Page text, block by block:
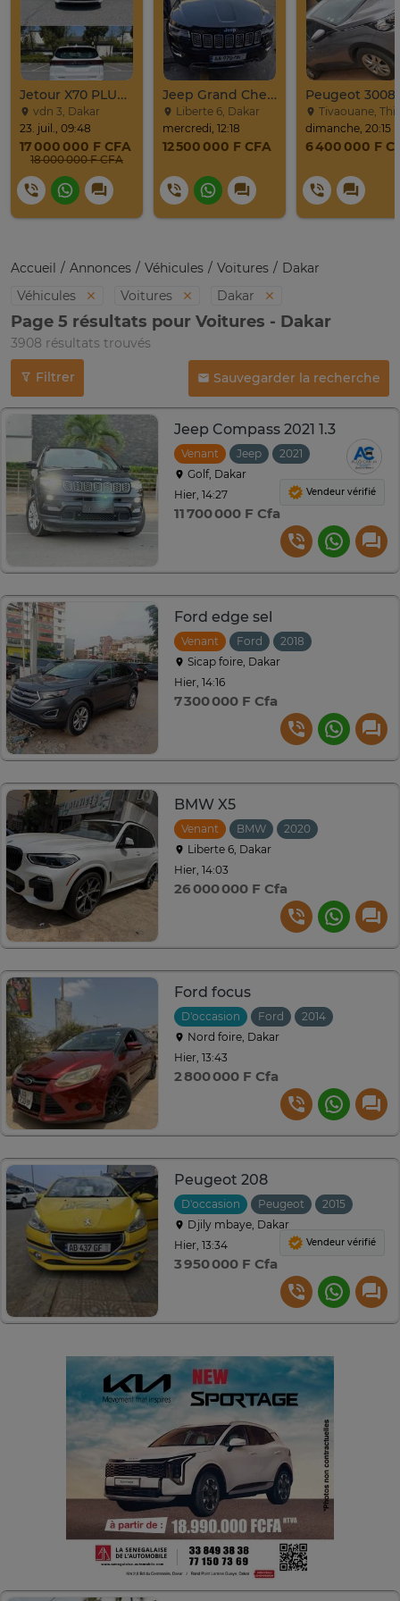
Jetour X70 PLUS 2024
vdn 3, Dakar
23. juil., 09:48
17 000 000 F CFA
18 000 000 F CFA
Jeep Grand Cherokee Overland 2019 À Vendre
Liberte 6, Dakar
mercredi, 12:18
12 500 000 F CFA
Peugeot 3008
Tivaouane,
dimanche, 20:15
6 400 000 F
Accueil Annonces Véhicules Voitures
Dakar
Véhicules
Voitures Dakar
Page 5 résultats pour Voitures - Dakar
3908 résultats trouvés
Filtrer Sauvegarder la recherche
Jeep Compass 2021 1.3
Venant Jeep 2021
Automatique
Golf, Dakar
Hier, 14:27
11 700 000 F Cfa
Vendeur vérifié
Ford edge sel
Venant Ford 2018
Sicap foire, Dakar
Hier, 14:16
7 300 000 F Cfa
BMW X5
Venant BMW 2020
Liberte 6, Dakar
Hier, 14:03
26 000 000 F Cfa
Ford focus
D'occasion Ford 2014
Nord foire, Dakar
Hier, 13:43
2 800 000 F Cfa
Peugeot 208
D'occasion Peugeot 2015
Djily mbaye, Dakar
Hier, 13:34
3 950 000 F Cfa
Vendeur vérifié